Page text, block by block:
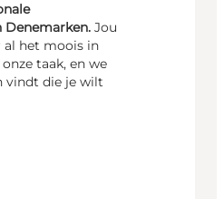
Jou
al het moois in
taak, en we
vindt die je wilt